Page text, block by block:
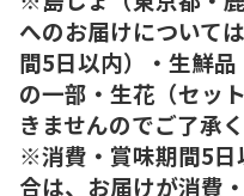
へのお届けについて
間5日以内）・生鮮品
の一部・生花（セッ
きませんのでご了承く
※消費・賞味期間5日
合は、お届けが消費